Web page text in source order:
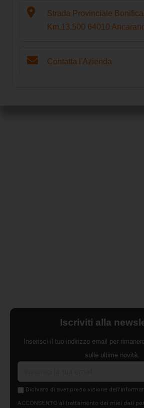
Strada Provinciale
Km.13,500 64010
Contatta l'Azienda
Iscriviti alla
Inserisci il tuo indirizzo email per
sulle ultime novità.
Dichiaro di aver preso visione
ACCONSENTO al trattamento dei miei dati